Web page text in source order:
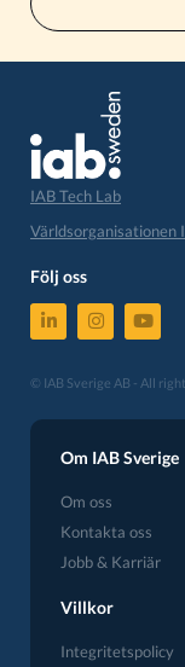
IAB Tech Lab
Världsorganisationen
Följ oss
© IAB Sverige AB - All
Om IAB Sverige
Om oss
Kontakta oss
Jobb & Karriär
Villkor
Integritetspolicy